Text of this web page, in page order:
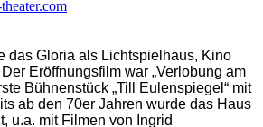
das Gloria als Lichtspielhaus, Kino
Eröffnungsfilm war „Verlobung am
Bühnenstück „Till Eulenspiegel“ mit
ab den 70er Jahren wurde das Haus
u.a. mit Filmen von Ingrid